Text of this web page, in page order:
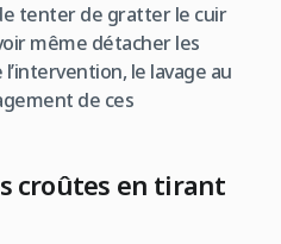
tenter de gratter le cuir
même détacher les
le lavage au
de ces
croûtes en tirant